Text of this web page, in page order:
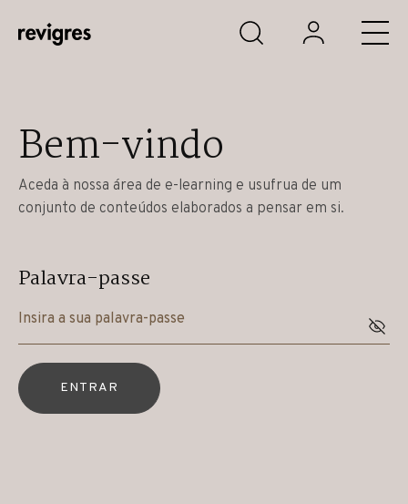
Saltar para o conteúdo principal
Bem-vindo
Aceda à nossa área de e-learning e usufrua de um
conjunto de conteúdos elaborados a pensar em si.
Palavra-passe
ENTRAR